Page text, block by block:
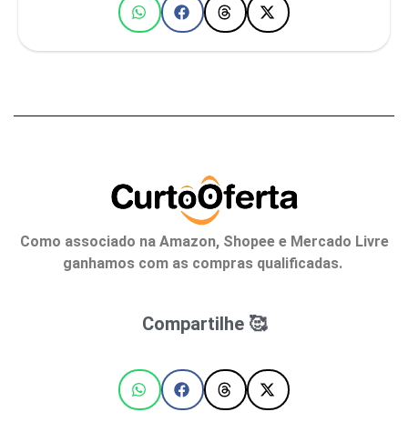
Como associado na Amazon, Shopee e Mercado Livre
ganhamos com as compras qualificadas.
Compartilhe 🥰